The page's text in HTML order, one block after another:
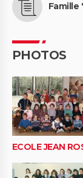
Famille
PHOTOS
ECOLE JEAN